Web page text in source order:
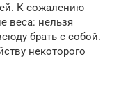
К сожалению
веса: нельзя
брать с собой.
некоторого